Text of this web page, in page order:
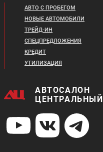
АВТО С ПРОБЕГОМ
НОВЫЕ АВТОМОБИЛИ
ТРЕЙД-ИН
СПЕЦПРЕДЛОЖЕНИЯ
КРЕДИТ
УТИЛИЗАЦИЯ
АВТОСАЛОН
ЦЕНТРАЛЬНЫЙ